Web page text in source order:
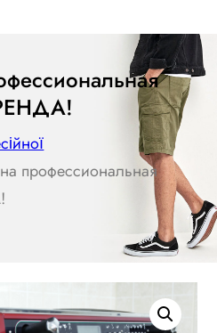
профессиональная